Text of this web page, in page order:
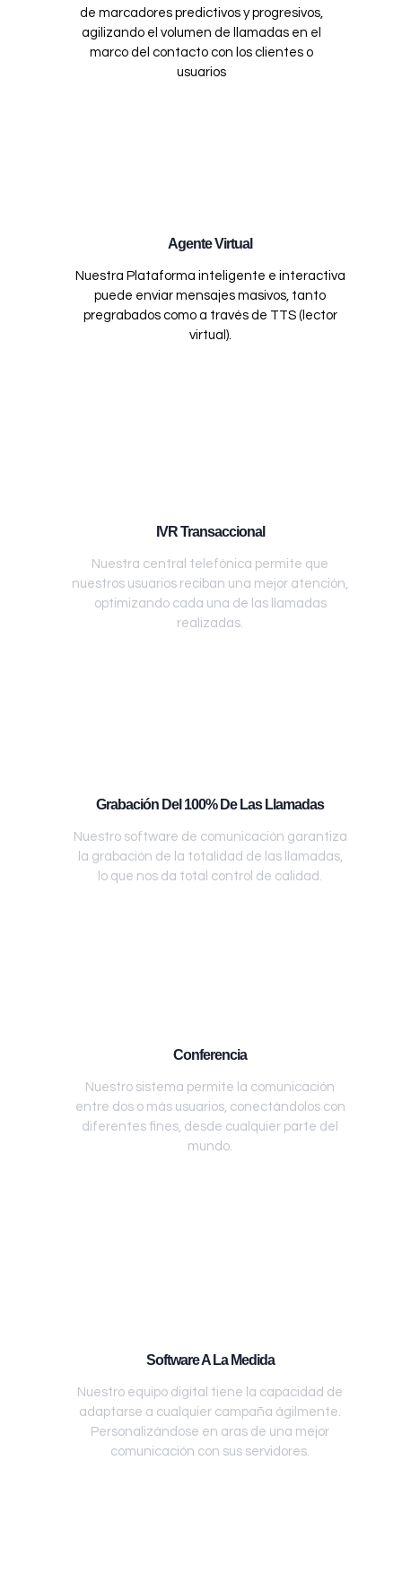
de marcadores predictivos y progresivos,
agilizando el volumen de llamadas en el
marco del contacto con los clientes o
usuarios
Agente Virtual
Nuestra Plataforma inteligente e interactiva
puede enviar mensajes masivos, tanto
pregrabados como a través de TTS (lector
virtual).
IVR Transaccional
Nuestra central telefónica permite que
nuestros usuarios reciban una mejor atención,
optimizando cada una de las llamadas
realizadas.
Grabación Del 100% De Las Llamadas
Nuestro software de comunicación garantiza
la grabación de la totalidad de las llamadas,
lo que nos da total control de calidad.
Conferencia
Nuestro sistema permite la comunicación
entre dos o más usuarios, conectándolos con
diferentes fines, desde cualquier parte del
mundo.
Software A La Medida
Nuestro equipo digital tiene la capacidad de
adaptarse a cualquier campaña ágilmente.
Personalizándose en aras de una mejor
comunicación con sus servidores.